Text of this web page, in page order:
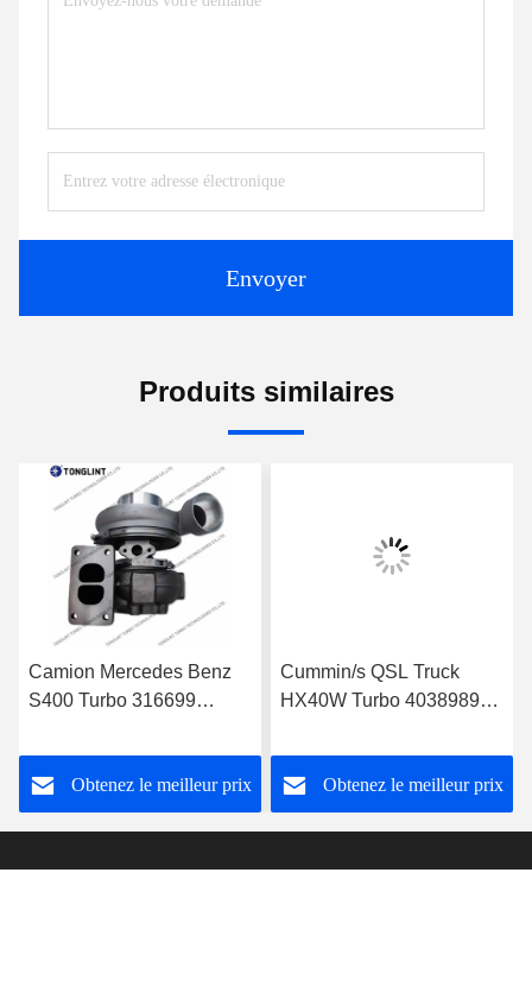
Envoyer
Produits similaires
Camion Mercedes Benz
S400 Turbo 316699
0060966699 avec camion
à moteur OM501LA Euro-
3
Obtenez le meilleur prix
Cummin/s QSL Truck
HX40W Turbo 4038989
4046101 4089915 avec
moteur PESAGUS QSL
Obtenez le meilleur prix